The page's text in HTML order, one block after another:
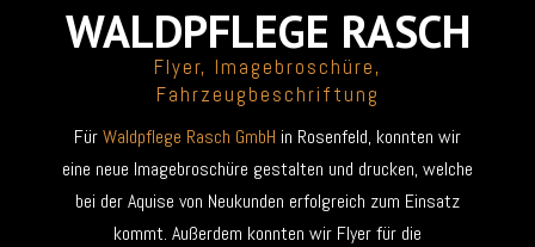
WALDPFLEGE RASCH
Flyer, Imagebroschüre,
Fahrzeugbeschriftung
FürWaldpflege Rasch GmbH in Rosenfeld, konnten wir
eine neue Imagebroschüre gestalten und drucken, welche
bei der Aquise von Neukunden erfolgreich zum Einsatz
kommt. Außerdem konnten wir Flyer für die